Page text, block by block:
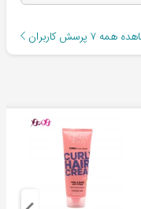
همه ۷ پرسش کاربران